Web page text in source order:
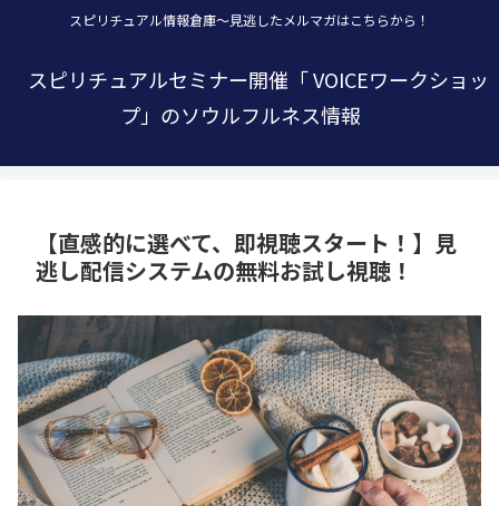
スピリチュアル情報倉庫～見逃したメルマガはこちらから！
スピリチュアルセミナー開催「 VOICEワークショッ
プ」のソウルフルネス情報
【直感的に選べて、即視聴スタート！】見
逃し配信システムの無料お試し視聴！